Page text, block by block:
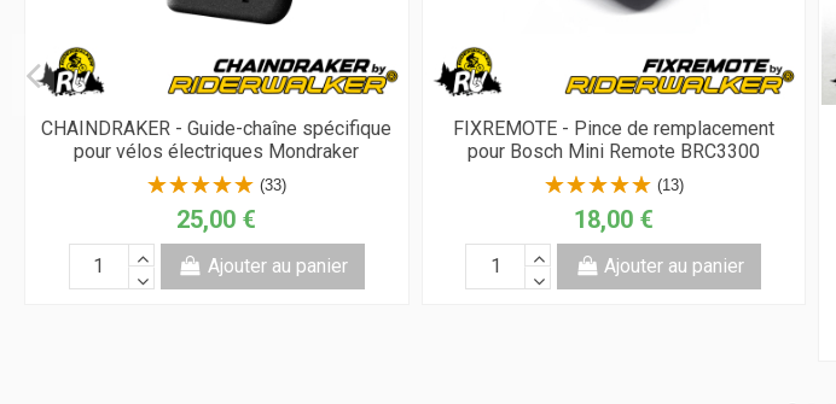
CHAINDRAKER - Guide-chaîne spécifique
pour vélos électriques Mondraker
(33)
25,00 €
Ajouter au panier
FIXREMOTE - Pince de remplacement
pour Bosch Mini Remote BRC3300
(13)
18,00 €
Ajouter au panier